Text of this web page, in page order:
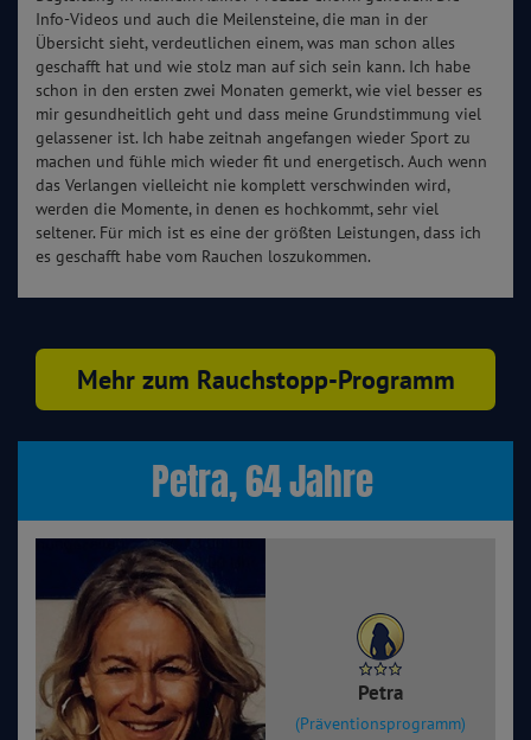
Info-Videos und auch die Meilensteine, die man in der
Übersicht sieht, verdeutlichen einem, was man schon alles
geschafft hat und wie stolz man auf sich sein kann. Ich habe
schon in den ersten zwei Monaten gemerkt, wie viel besser es
mir gesundheitlich geht und dass meine Grundstimmung viel
gelassener ist. Ich habe zeitnah angefangen wieder Sport zu
machen und fühle mich wieder fit und energetisch. Auch wenn
das Verlangen vielleicht nie komplett verschwinden wird,
werden die Momente, in denen es hochkommt, sehr viel
seltener. Für mich ist es eine der größten Leistungen, dass ich
es geschafft habe vom Rauchen loszukommen.
Mehr zum Rauchstopp-Programm
Petra, 64 Jahre
Petra
(Präventionsprogramm)